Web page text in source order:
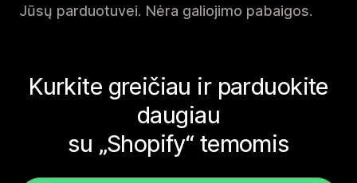
Jūsų parduotuvei. Nėra galiojimo pabaigos.
Kurkite greičiau ir parduokite
daugiau
su „Shopify“ temomis